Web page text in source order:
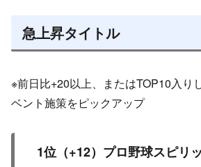
急上昇タイトル
※前日比+20以上、またはTOP10入り
ベント施策をピックアップ
1位（+12）プロ野球スピリ